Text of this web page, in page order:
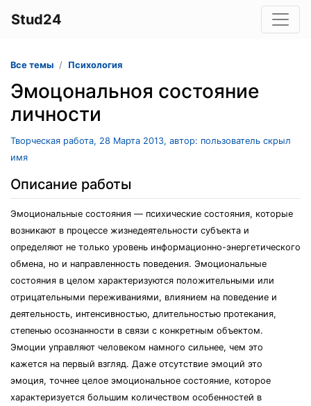
Stud24
Все темы Психология
Эмоцональноя состояние
личности
Творческая работа, 28 Марта 2013, автор: пользователь скрыл
имя
Описание работы
Эмоциональные состояния — психические состояния, которые
возникают в процессе жизнедеятельности субъекта и
определяют не только уровень информационно-энергетического
обмена, но и направленность поведения. Эмоциональные
состояния в целом характеризуются положительными или
отрицательными переживаниями, влиянием на поведение и
деятельность, интенсивностью, длительностью протекания,
степенью осознанности в связи с конкретным объектом.
Эмоции управляют человеком намного сильнее, чем это
кажется на первый взгляд. Даже отсутствие эмоций это
эмоция, точнее целое эмоциональное состояние, которое
характеризуется большим количеством особенностей в